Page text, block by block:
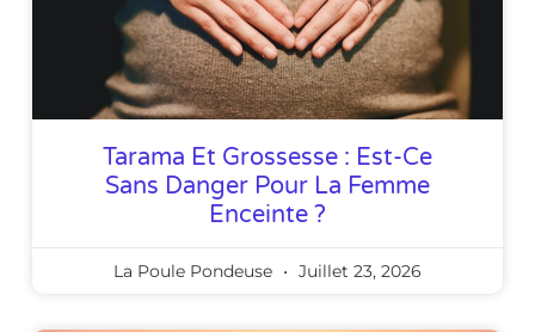
Tarama Et Grossesse : Est-Ce
Sans Danger Pour La Femme
Enceinte ?
La Poule Pondeuse Juillet 23, 2026